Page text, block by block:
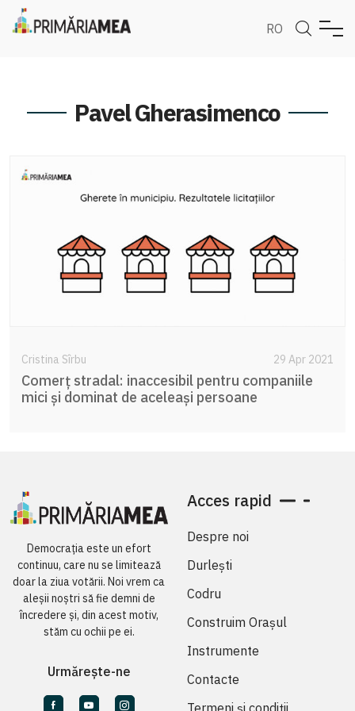
RO
Pavel Gherasimenco
Cristina Sîrbu 29 Apr 2021
Comerț stradal: inaccesibil pentru companiile
mici și dominat de aceleași persoane
Democrația este un efort
continuu, care nu se limitează
doar la ziua votării. Noi vrem ca
aleșii noștri să fie demni de
încredere și, din acest motiv,
stăm cu ochii pe ei.
Urmărește-ne
Acces rapid
Despre noi
Durlești
Codru
Construim Orașul
Instrumente
Contacte
Termeni și condiții